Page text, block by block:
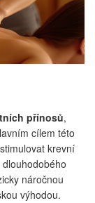
přínosů,
cílem této
krevní
náročnou
výhodou.